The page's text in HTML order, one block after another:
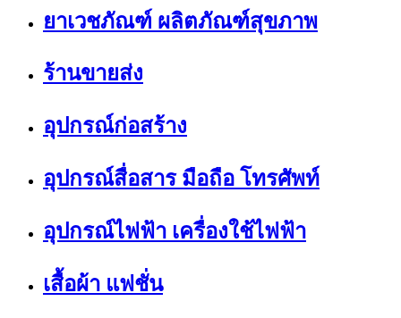
ยาเวชภัณฑ์ ผลิตภัณฑ์สุขภาพ
ร้านขายส่ง
อุปกรณ์ก่อสร้าง
อุปกรณ์สื่อสาร มือถือ โทรศัพท์
อุปกรณ์ไฟฟ้า เครื่องใช้ไฟฟ้า
เสื้อผ้า แฟชั่น